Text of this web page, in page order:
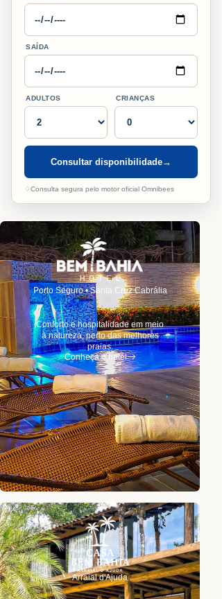
SAÍDA
ADULTOS CRIANÇAS
Consultar disponibilidade→
♢Consulta segura pelo motor oficial Omnibees
Porto Seguro • Santa Cruz Cabrália
Conforto e hospitalidade em meio
à natureza, perto das melhores
praias.
Conheça o hotel
Arraial d'Ajuda